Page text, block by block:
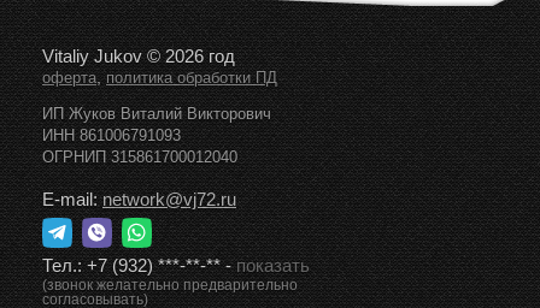
Vitaliy Jukov © 2026 год
оферта,политика обработки ПД
ИП Жуков Виталий Викторович
ИНН 861006791093
ОГРНИП 315861700012040
E-mail:network@vj72.ru
Тел.:+7 (932) ***-**-**-показать
(звонок желательно предварительно
согласовывать)